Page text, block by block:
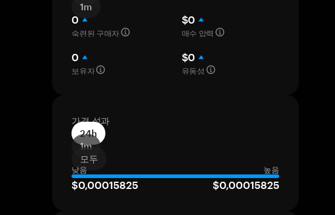
1m
0
숙련된 구매자
$0
매수 압력
0
보유자
$0
유동성
가격 성과
24h
1m
모두
낮음 높음
$0,00015825 $0,00015825